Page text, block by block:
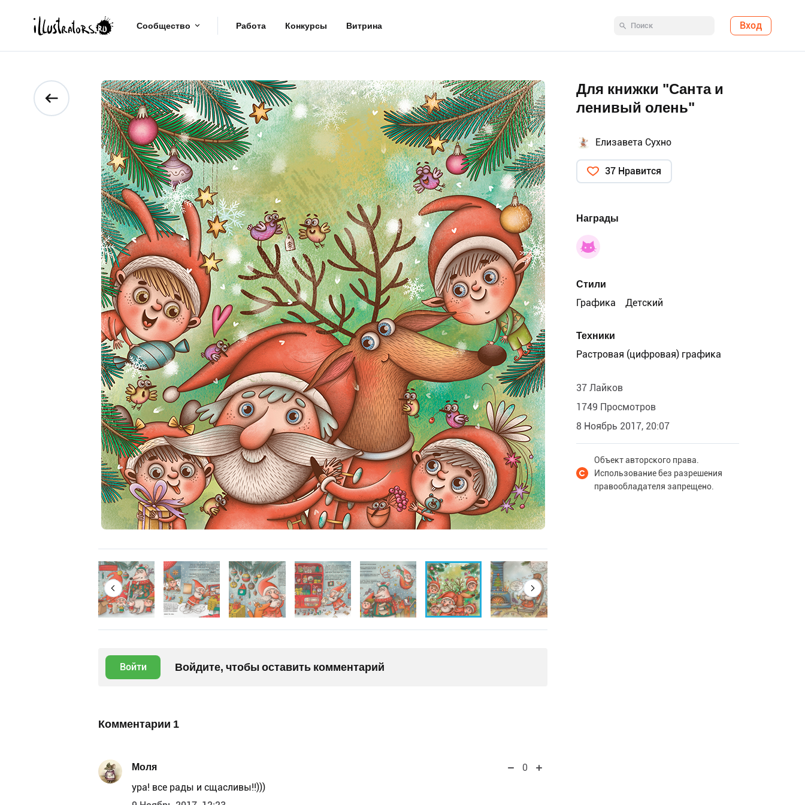
Сообщество Работа Конкурсы Витрина Вход
Войти Войдите, чтобы оставить комментарий
Комментарии 1
Моля
0
ура! все рады и сщасливы!!)))
Для книжки "Санта и
ленивый олень"
Елизавета Сухно
37 Нравится
Награды
Стили
Графика
Детский
Техники
Растровая (цифровая) графика
37 Лайков
1749 Просмотров
8 Ноябрь 2017, 20:07
Объект авторского права.
Использование без разрешения
правообладателя запрещено.